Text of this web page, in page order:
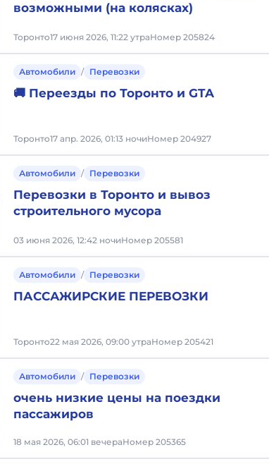
возможными (на колясках)
Торонто17 июня 2026, 11:22 утраНомер 205824
Автомобили / Перевозки
🚚 Переезды по Торонто и GTA
Торонто17 апр. 2026, 01:13 ночиНомер 204927
Автомобили / Перевозки
Перевозки в Торонто и вывоз
строительного мусора
03 июня 2026, 12:42 ночиНомер 205581
Автомобили / Перевозки
ПАССАЖИРСКИЕ ПЕРЕВОЗКИ
Торонто22 мая 2026, 09:00 утраНомер 205421
Автомобили / Перевозки
oчень низкие цены на поездки
пассажиров
18 мая 2026, 06:01 вечераНомер 205365